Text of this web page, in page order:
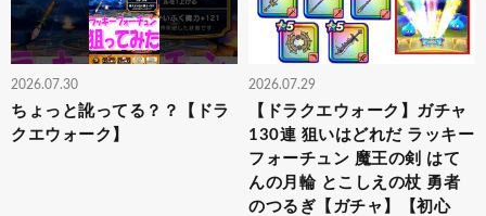
2026.07.30
ちょっと訛ってる？？【ドラ
クエウォーク】
2026.07.29
【ドラクエウォーク】ガチャ
130連 狙いはどれだ ラッキー
フォーチュン 魔王の剣 はて
んの月輪 とこしえの杖 勇者
のつるぎ【ガチャ】【初心